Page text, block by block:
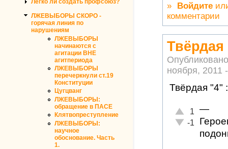
Легко ли создать профсоюз?
ЛЖЕВЫБОРЫ СКОРО -
горячая линия по
нарушениям
ЛЖЕВЫБОРЫ
начинаются с
агитации ВНЕ
агитпериода
ЛЖЕВЫБОРЫ
перечеркнули ст.19
Конституции
Цугцванг
ЛЖЕВЫБОРЫ:
обращение в ПАСЕ
Клятвопреступление
ЛЖЕВЫБОРЫ:
научное
обоснование. Часть
1.
» Войдите
комментарии
ноября, 2011
Твёрдая "4"
Отлично!
1
Неадекватно!
-1
—